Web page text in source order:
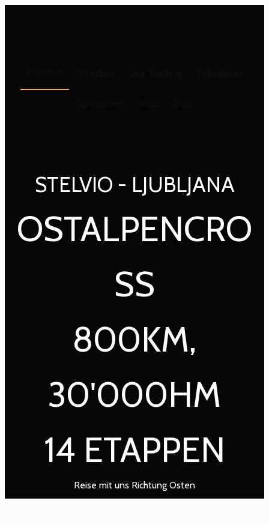
STELVIO - LJUBLJANA
OSTALPENCRO
SS
800KM,
30'000HM
14 ETAPPEN
Reise mit uns Richtung Osten